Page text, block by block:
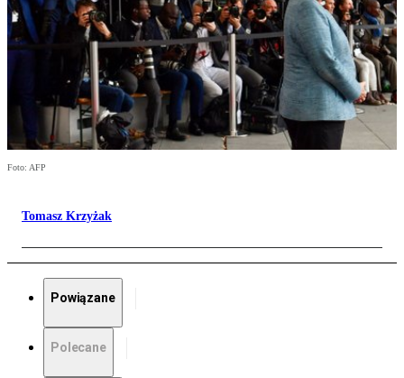
Foto: AFP
Tomasz Krzyżak
Powiązane
Polecane